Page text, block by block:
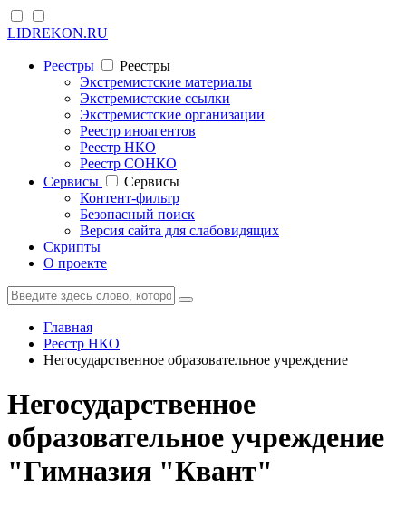
LIDREKON.RU
Реестры
Реестры
Экстремистские материалы
Экстремистские ссылки
Экстремистские организации
Реестр иноагентов
Реестр НКО
Реестр СОНКО
Cервисы
Cервисы
Контент-фильтр
Безопасный поиск
Версия сайта для слабовидящих
Скрипты
О проекте
Главная
Реестр НКО
Негосударственное образовательное учреждение
Негосударственное
образовательное учреждение
"Гимназия "Квант"